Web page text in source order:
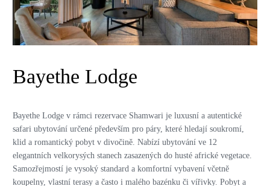
Bayethe Lodge
Bayethe Lodge v rámci rezervace Shamwari je luxusní a autentické
safari ubytování určené především pro páry, které hledají soukromí,
klid a romantický pobyt v divočině. Nabízí ubytování ve 12
elegantních velkorysých stanech zasazených do husté africké vegetace.
Samozřejmostí je vysoký standard a komfortní vybavení včetně
koupelny, vlastní terasy a často i malého bazénku či vířivky. Pobyt a